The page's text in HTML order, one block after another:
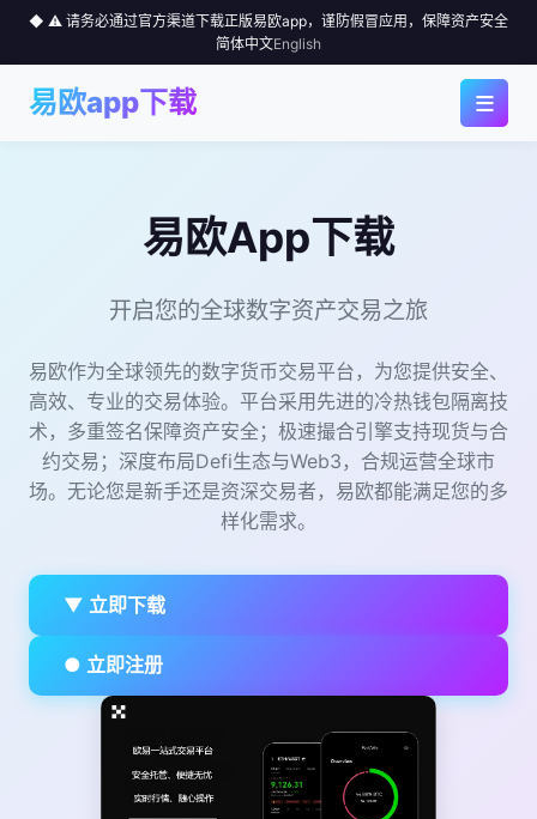
◆ ⚠️ 请务必通过官方渠道下载正版易欧app，谨防假冒应用，保障资产安全
简体中文English
易欧app下载 ≡
◆ 首页
◆ 使用指南
◆ 社区
易欧App下载
开启您的全球数字资产交易之旅
易欧作为全球领先的数字货币交易平台，为您提供安全、
高效、专业的交易体验。平台采用先进的冷热钱包隔离技
术，多重签名保障资产安全；极速撮合引擎支持现货与合
约交易；深度布局Defi生态与Web3，合规运营全球市
场。无论您是新手还是资深交易者，易欧都能满足您的多
样化需求。
▼ 立即下载
● 立即注册